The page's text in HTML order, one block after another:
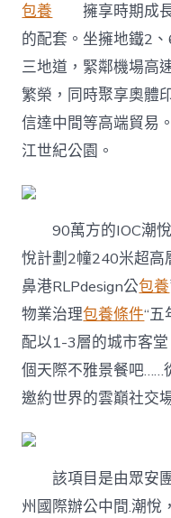
包養 擁享時期成長
的配套。坐擁地鐵2
三地道，緊鄰機場高
繁榮，同時聚享奧體
信達中間等高端貿易
江世紀公園。
90萬方的IOC潮悅
悅計劃2幢240米超高
鼻港RLPdesign公包養
物業治理包養條件“
配以1-3層的城市客
個天際不雅景餐吧……
邀約世界的雲巔社交
該項目是由眾安團
州國際辦公中間.潮悅